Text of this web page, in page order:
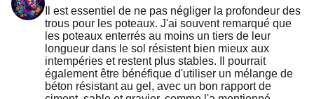
Il est essentiel de ne pas négliger la profondeur des
trous pour les poteaux. J'ai souvent remarqué que
les poteaux enterrés au moins un tiers de leur
longueur dans le sol résistent bien mieux aux
intempéries et restent plus stables. Il pourrait
également être bénéfique d'utiliser un mélange de
béton résistant au gel, avec un bon rapport de